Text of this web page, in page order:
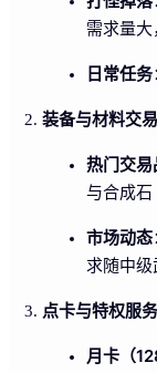
需求量大
日常任务
装备与材料交易
热门交易
与合成石
市场动态
求随中级
点卡与特权服务
月卡（